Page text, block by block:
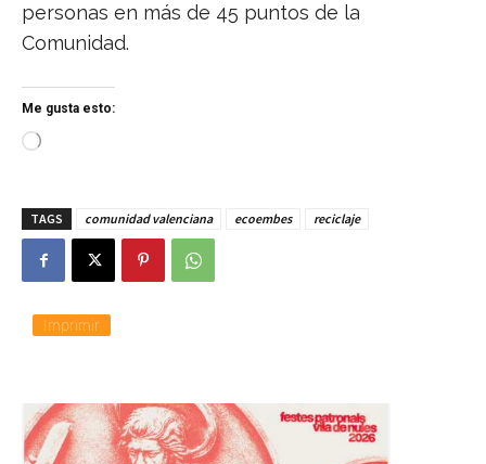
personas en más de 45 puntos de la
Comunidad.
Me gusta esto:
C
a
n
d
o
TAGS comunidad valenciana ecoembes reciclaje
Imprimir